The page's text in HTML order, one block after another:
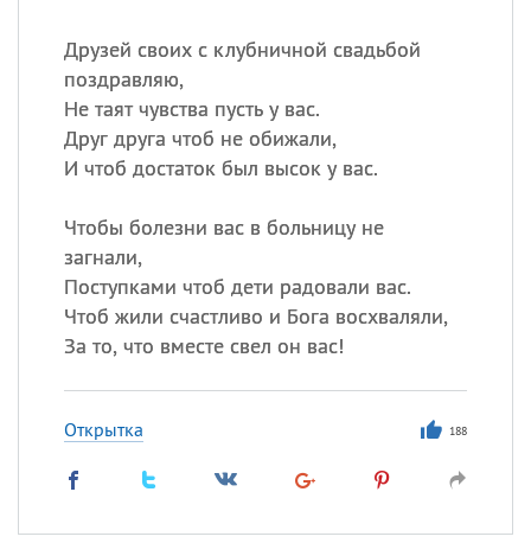
Друзей своих с клубничной свадьбой
поздравляю,
Не таят чувства пусть у вас.
Друг друга чтоб не обижали,
И чтоб достаток был высок у вас.
Чтобы болезни вас в больницу не
загнали,
Поступками чтоб дети радовали вас.
Чтоб жили счастливо и Бога восхваляли,
За то, что вместе свел он вас!
Открытка 188